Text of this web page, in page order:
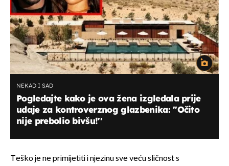
NEKAD I SAD
Pogledajte kako je ova žena izgledala prije
udaje za kontroverznog glazbenika: "Očito
nije prebolio bivšu!''
Teško je ne primijetiti i njezinu sve veću sličnost s